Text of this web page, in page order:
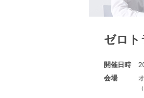
ゼロト
開催日時
会場